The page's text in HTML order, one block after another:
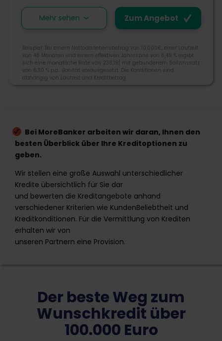
in Berlin. Besonders wichtig sind für Credicom
realistische Konditionen und Rahmenbedingungen,
die wirklich zu Ihnen passen. Sie erhalten bei
Credicom Sofortkredite, Kredite ohne Schufa oder
credicom GmbH Postfach 31 04 21, 10623 Berlin
Zum Angebot
Mehr sehen
Beispiel: Bei einem Nettodarlehensbetrag von 10.000€, einer Laufzeit
von 48 Monaten und einem effektiven Jahreszins von 6,49 % ergibt
sich eine monatliche Rate von 236,19[ mit gebundenem Sollzinssatz
von 6,30 % p.a.. Bonität vorausgesetzt. Die Konditionen sind
abhängig von Laufzeit und Kreditbetrag.
Morebanker Bewertung
Kreditangebot
Flexibilität
Schnelligkeit
Verivox ist ein Vergleichsportal, welches bereits seit
1998 aktiv ist. Im Bereich der Kreditvergleiche arbeitet
Verivox mit einer Reihe von Banken und Kreditgebern
zusammen wie beispielsweise der DKB, der Postbank
Bei MoreBanker arbeiten wir daran, Ihnen den
besten Überblick über Ihre Kreditoptionen zu
geben.
Wir stellen eine große Auswahl unterschiedlicher
Kredite übersichtlich für Sie dar
und bewerten die Kreditangebote anhand
verschiedener Kriterien wie KundenBeliebtheit und
Kreditkonditionen. Für die Vermittlung von Krediten
erhalten wir von
unseren Partnern eine Provision.
Der beste Weg zum
Wunschkredit über
100.000 Euro